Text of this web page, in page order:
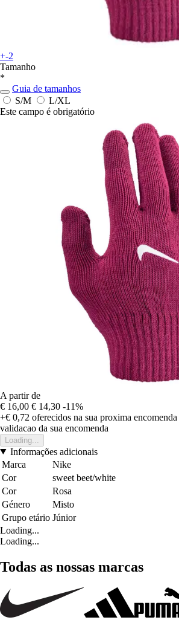
+-2
Tamanho
*
Guia de tamanhos
S/M
L/XL
Este campo é obrigatório
A partir de
€ 16,00 € 14,30 -11%
+€ 0,72 oferecidos na sua proxima encomenda
validacao da sua encomenda
Loading...
Informações adicionais
Marca
Nike
Cor
sweet beet/white
Cor
Rosa
Género
Misto
Grupo etário Júnior
Loading...
Loading...
Todas as nossas marcas